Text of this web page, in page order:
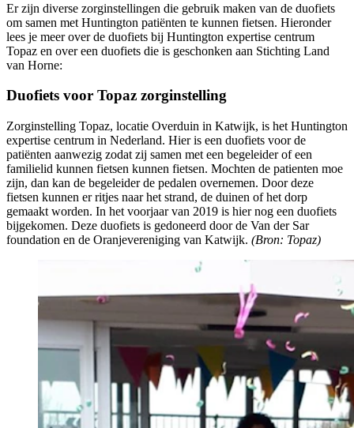
Er zijn diverse zorginstellingen die gebruik maken van de duofiets
om samen met Huntington patiënten te kunnen fietsen. Hieronder
lees je meer over de duofiets bij Huntington expertise centrum
Topaz en over een duofiets die is geschonken aan Stichting Land
van Horne:
Duofiets voor Topaz zorginstelling
Zorginstelling Topaz, locatie Overduin in Katwijk, is het Huntington
expertise centrum in Nederland. Hier is een duofiets voor de
patiënten aanwezig zodat zij samen met een begeleider of een
familielid kunnen fietsen kunnen fietsen. Mochten de patienten moe
zijn, dan kan de begeleider de pedalen overnemen. Door deze
fietsen kunnen er ritjes naar het strand, de duinen of het dorp
gemaakt worden. In het voorjaar van 2019 is hier nog een duofiets
bijgekomen. Deze duofiets is gedoneerd door de Van der Sar
foundation en de Oranjevereniging van Katwijk. (Bron: Topaz)